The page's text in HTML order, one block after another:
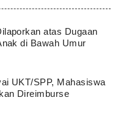
atas Dugaan
di Bawah Umur
UKT/SPP, Mahasiswa
Direimburse